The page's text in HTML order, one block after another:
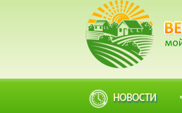
НОВОСТИ